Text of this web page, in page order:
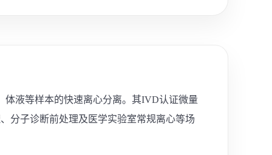
体液等样本的快速离心分离。其IVD认证微量
分子诊断前处理及医学实验室常规离心等场